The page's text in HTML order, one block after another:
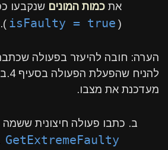
את כמות המונים שנקבעו
(
isFaulty = true
).
מעדכנת את מצבו.
ב. כתבו פעולה חיצונית ששמה
GetExtremeFaulty